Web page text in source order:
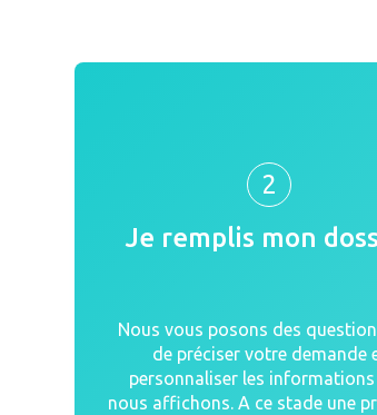
2
Je remplis mon
Nous vous posons des
de préciser votre demande
personnaliser les
nous affichons. A ce stade une